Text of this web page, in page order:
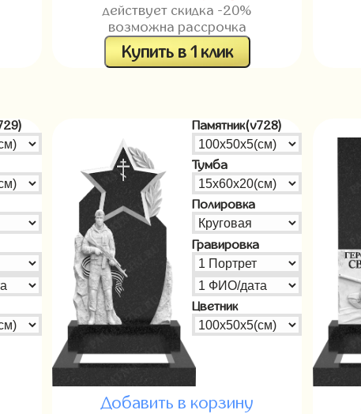
действует скидка -20%
возможна рассрочка
Купить в 1 клик
Памятник(v728)
Тумба
Полировка
Гравировка
Цветник
Добавить в корзину